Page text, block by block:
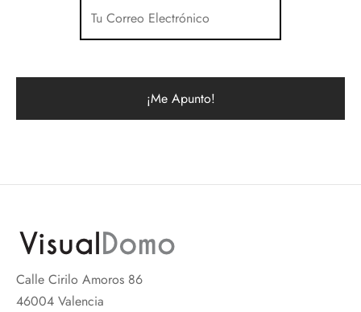
Calle Cirilo Amoros 86
46004 Valencia